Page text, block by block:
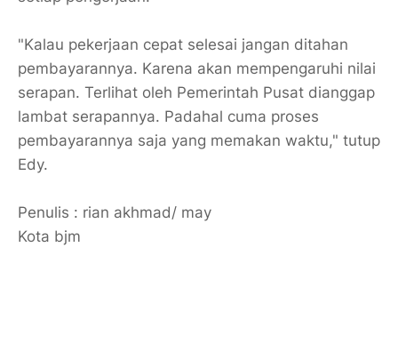
"Kalau pekerjaan cepat selesai jangan ditahan
pembayarannya. Karena akan mempengaruhi nilai
serapan. Terlihat oleh Pemerintah Pusat dianggap
lambat serapannya. Padahal cuma proses
pembayarannya saja yang memakan waktu," tutup
Edy.
Penulis : rian akhmad/ may
Kota bjm